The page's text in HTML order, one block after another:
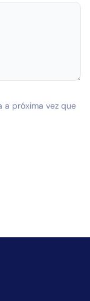
a próxima vez que